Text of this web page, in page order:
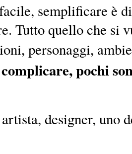
semplificare è
Tutto quello che si
personaggi,
pochi
designer, uno